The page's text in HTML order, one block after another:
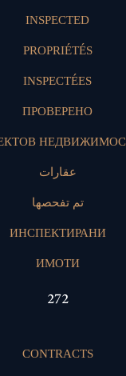
INSPECTED
PROPRIÉTÉS
INSPECTÉES
ПРОВЕРЕНО
عقارات
تم تفحصها
ИНСПЕКТИРАНИ
ИМОТИ
399
CONTRACTS